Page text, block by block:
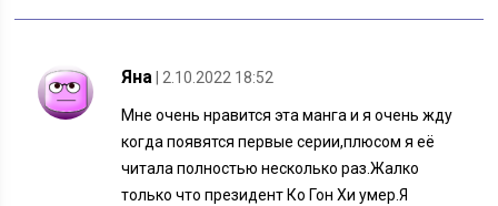
Яна | 2.10.2022 18:52
Мне очень нравится эта манга и я очень жду
когда появятся первые серии,плюсом я её
читала полностью несколько раз.Жалко
только что президент Ко Гон Хи умер.Я